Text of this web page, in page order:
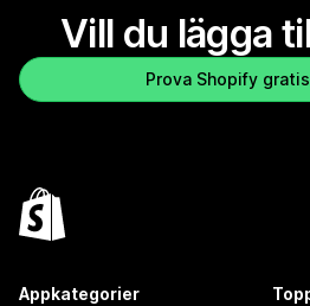
Vill du lägga
Prova Shopify
Appkategorier